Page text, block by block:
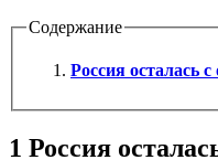
Содержание
Россия осталась
1 Россия